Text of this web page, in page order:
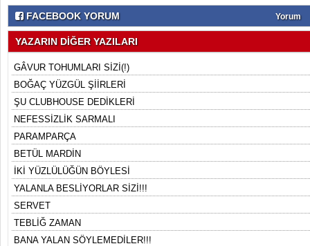
FACEBOOK YORUM Yorum
YAZARIN DİĞER YAZILARI
GÂVUR TOHUMLARI SİZİ(!)
BOĞAÇ YÜZGÜL ŞİİRLERİ
ŞU CLUBHOUSE DEDİKLERİ
NEFESSİZLİK SARMALI
PARAMPARÇA
BETÜL MARDİN
İKİ YÜZLÜLÜĞÜN BÖYLESİ
YALANLA BESLİYORLAR SİZİ!!!
SERVET
TEBLİĞ ZAMAN
BANA YALAN SÖYLEMEDİLER!!!